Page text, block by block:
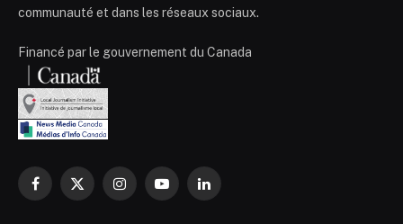
communauté et dans les réseaux sociaux.
Financé par le gouvernement du Canada
Facebook
X
InstagramYouTubeLinkedIn